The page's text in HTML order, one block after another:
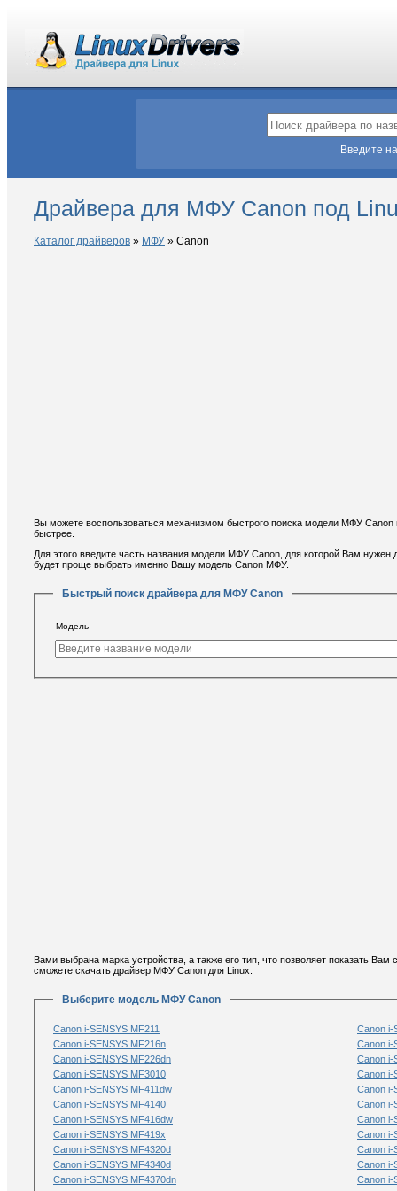
Введите
Драйвера для МФУ Canon под
Каталог драйверов » МФУ » Canon
Вы можете воспользоваться механизмом быстрого поиска модели МФУ
быстрее.
Для этого введите часть названия модели МФУ Canon, для которой Вам
будет проще выбрать именно Вашу модель Canon МФУ.
Быстрый поиск драйвера для МФУ Canon
Модель
Вами выбрана марка устройства, а также его тип, что позволяет показать
сможете скачать драйвер МФУ Canon для Linux.
Выберите модель МФУ Canon
Canon i-SENSYS MF211
Canon i-
Canon i-SENSYS MF216n
Canon i-
Canon i-SENSYS MF226dn
Canon i-
Canon i-SENSYS MF3010
Canon i-
Canon i-SENSYS MF411dw
Canon i-
Canon i-SENSYS MF4140
Canon i-
Canon i-SENSYS MF416dw
Canon i-
Canon i-SENSYS MF419x
Canon i-
Canon i-SENSYS MF4320d
Canon i-
Canon i-SENSYS MF4340d
Canon i-
Canon i-SENSYS MF4370dn
Canon i-